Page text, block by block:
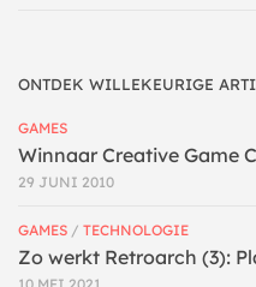
ONTDEK WILLEKEURIGE
GAMES
Winnaar Creative Game
29 JUNI 2010
GAMES / TECHNOLOGIE
Zo werkt Retroarch (3):